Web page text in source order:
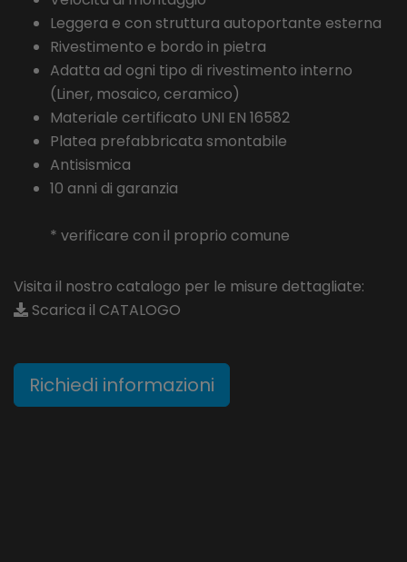
Leggera e con struttura autoportante esterna
Rivestimento e bordo in pietra
Adatta ad ogni tipo di rivestimento interno
(Liner, mosaico, ceramico)
Materiale certificato UNI EN 16582
Platea prefabbricata smontabile
Antisismica
10 anni di garanzia
* verificare con il proprio comune
Visita il nostro catalogo per le misure dettagliate:
Scarica il CATALOGO
Richiedi informazioni